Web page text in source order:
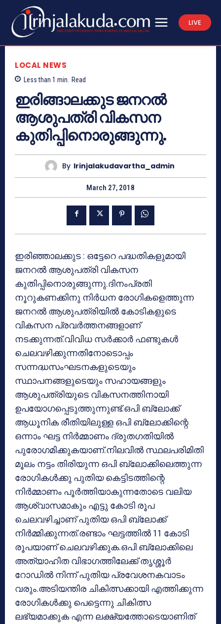
LIVE
LOCAL NEWS
Less than 1 min. Read
ഇരിങ്ങാലക്കുട ജനറല്‍
ആശുപത്രി വികസന
കുതിപ്പിനൊരുങ്ങുന്നു.
By Irinjalakudavartha_admin
March 27, 2018
ഇരിഞ്ഞാലക്കുട : ഒട്ടേറെ പദ്ധതികളുമായി
ജനറല്‍ ആശുപത്രി വികസന
കുതിപ്പിനൊരുങ്ങുന്നു.ദിനംപ്രതി
നൂറുകണക്കിനു നിര്‍ധന രോഗികളെത്തുന്ന
ജനറല്‍ ആശുപത്രിയില്‍ കോടികളുടെ
വികസന പ്രവര്‍ത്തനങ്ങളാണ്
നടക്കുന്നത്.വിവിധ സര്‍ക്കാര്‍ ഫണ്ടുകള്‍
ചെലവഴിക്കുന്നതിനോടൊപ്പം
സന്നദ്ധസംഘടനകളുടെയും
സ്ഥാപനങ്ങളുടെയും സഹായങ്ങളും
ആശുപത്രിയുടെ വികസനത്തിനായി
ഉപയോഗപ്പെടുത്തുന്നുണ്ട്.ഒപി ബ്ലോക്ക്
ആധൂനിക രീതിയിലുള്ള ഒപി ബ്ലോക്കിന്റെ
ഒന്നാം ഘട്ട നിര്‍മ്മാണം ദ്രുതഗതിയില്‍
പുരോഗമിക്കുകയാണ്.നിലവില്‍ സ്ഥലപരിമിതി
മൂലം നട്ടം തിരിയുന്ന ഒപി ബ്ലോക്കിലെത്തുന്ന
രോഗികള്‍ക്കു പുതിയ കെട്ടിടത്തിന്റെ
നിര്‍മ്മാണം പൂര്‍ത്തിയാകുന്നതോടെ വലിയ
ആശ്വാസമാകും എട്ടു കോടി രൂപ
ചെലവഴിച്ചാണ് പുതിയ ഒപി ബ്ലോക്ക്
നിര്‍മ്മിക്കുന്നത്.രണ്ടാം ഘട്ടത്തില്‍ 11 കോടി
രൂപയാണ് ചെലവഴിക്കുക.ഒപി ബ്ലോക്കിലെ
അത്യാഹിത വിഭാഗത്തിലേക്ക് തൃശ്ശൂര്‍
റോഡില്‍ നിന്ന് പുതിയ പ്രവേശനകവാടം
വരും.അടിയന്തിര ചികിത്സക്കായി എത്തിക്കുന്ന
രോഗികള്‍ക്കു പെട്ടെന്നു ചികിത്സ
ലഭ്യമാക്കുക എന്ന ലക്ഷ്യത്തോടെയാണിത്